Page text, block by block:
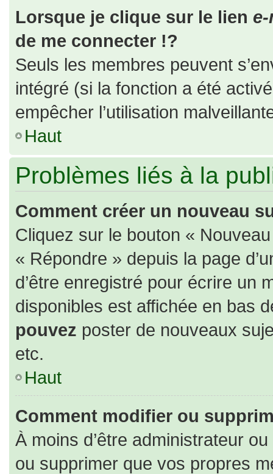
Lorsque je clique sur le lien
de me connecter !?
Seuls les membres peuvent
intégré (si la fonction a été
empêcher l’utilisation
Haut
Problèmes liés à la
Comment créer un nouveau
Cliquez sur le bouton «
« Répondre » depuis la page
d’être enregistré pour écrire un
disponibles est affichée en bas
pouvez poster de nouveaux
etc.
Haut
Comment modifier ou
À moins d’être administrateur
ou supprimer que vos propres